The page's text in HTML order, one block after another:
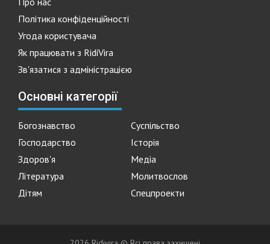
Політика конфіденційності
Угода користувача
Як працювати з RidiVira
Зв'язатися з адміністрацією
Основні категорії
Богознавство
Суспільство
Господарство
Історія
Здоров'я
Медіа
Література
Молитвослов
Дітям
Спецпроекти